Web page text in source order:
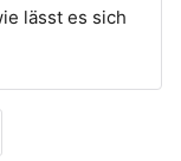
lässt es sich